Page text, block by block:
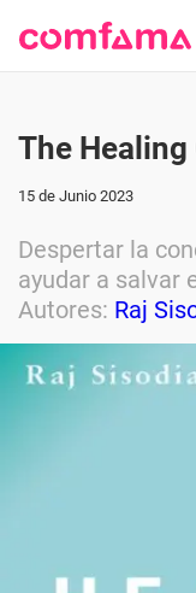
The
15 de Junio 2023
Despertar la
ayudar a salvar
Autores: Raj